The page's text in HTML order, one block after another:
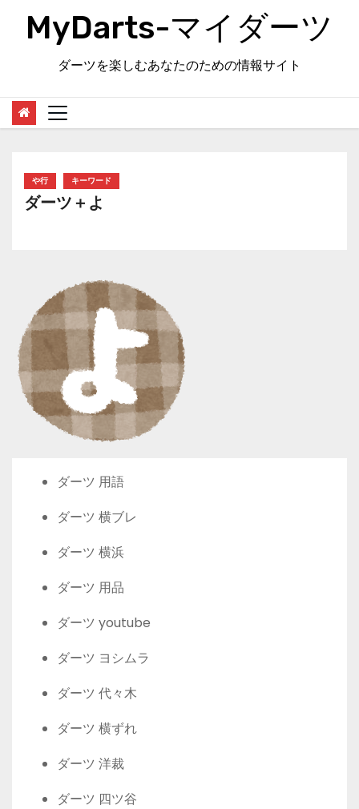
MyDarts-マイダーツ
ダーツを楽しむあなたのための情報サイト
や行 キーワード
ダーツ＋よ
ダーツ 用語
ダーツ 横ブレ
ダーツ 横浜
ダーツ 用品
ダーツ youtube
ダーツ ヨシムラ
ダーツ 代々木
ダーツ 横ずれ
ダーツ 洋裁
ダーツ 四ツ谷